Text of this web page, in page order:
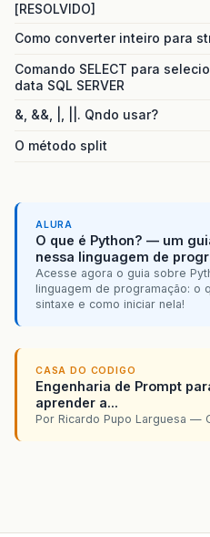
[RESOLVIDO]
Como converter inteiro para
Comando SELECT para
data SQL SERVER
&, &&, |, ||. Qndo usar?
O método split
ALURA
O que é Python? — um
nessa linguagem de
Acesse agora o guia sobre
linguagem de programação: o
sintaxe e como iniciar nela!
CASA DO CODIGO
Engenharia de Prompt
aprender a...
Por Ricardo Pupo Larguesa —